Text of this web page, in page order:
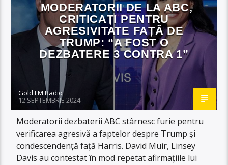
MODERATORII DE LA ABC,
CRITICAȚI PENTRU
AGRESIVITATE FAȚĂ DE
TRUMP: “A FOST O
DEZBATERE 3 CONTRA 1”
Gold FM Radio
12 SEPTEMBRIE 2024
Moderatorii dezbaterii ABC stârnesc furie pentru
verificarea agresivă a faptelor despre Trump și
condescendență față Harris. David Muir, Linsey
Davis au contestat în mod repetat afirmațiile lui